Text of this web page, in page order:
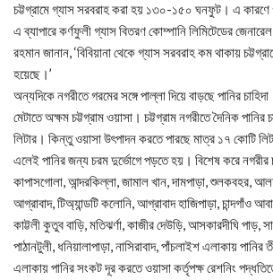
চট্টগ্রামে গ্যাস সরবরাহ করা হয় ১৩০-১৫০ ঘনফুট। এ কারণে
এ ব্যাপারে কর্ণফুলী গ্যাস বিতরণ কোম্পানি লিমিটেডের
রহমান জানান, ‘বিবিয়ানা থেকে গ্যাস সরবরাহ কম থাকায়
হয়েছে।’
অন্যদিকে নগরীতে গরমের সঙ্গে পাল্লা দিয়ে বাড়ছে পানির
মেটাতে অক্ষম চট্টগ্রাম ওয়াসা। চট্টগ্রাম নগরীতে দৈনিক পানির
লিটার। কিন্তু ওয়াসা উৎপাদন করতে পারছে মাত্র ১৭ কোটি
এলেই পানির জন্য চরম দুর্ভোগে পড়তে হয়। বিশেষ করে নগরীর
কাপাসগোলা, আন্দরকিল্লা, জামাল খান, দামপাড়া, শুলকবহর,
আগ্রাবাদ, টিঅ্যান্ডটি কলোনি, আগ্রাবাদ হাজিপাড়া, চান্দগাঁও
কাট্টলী কুতুব বাড়ি, মতিঝর্ণা, কাজীর দেউড়ি, আসকারদীঘি পাড়,
পাঠানটুলী, ধনিয়ালাপাড়া, নাসিরাবাদ, পাঁচলাইশ এলাকায়
এলাকায় পানির সংকট দূর করতে ওয়াসা কর্তৃপক্ষ রেশনিং